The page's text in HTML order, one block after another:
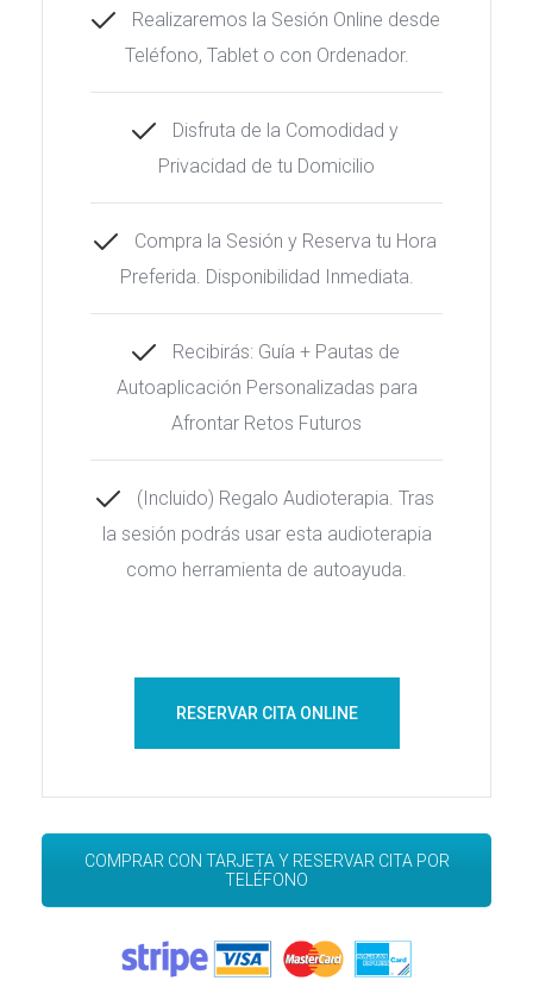
Realizaremos la Sesión Online desde
Teléfono, Tablet o con Ordenador.
Disfruta de la Comodidad y
Privacidad de tu Domicilio
Compra la Sesión y Reserva tu Hora
Preferida. Disponibilidad Inmediata.
Recibirás: Guía + Pautas de
Autoaplicación Personalizadas para
Afrontar Retos Futuro
(Incluido) Regalo Audioterapia. Tras
la sesión podrás usar esta audioterapia
como herramienta de autoayuda.
RESERVAR CITA ONLINE
COMPRAR CON TARJETA Y RESERVAR CITA POR
TELÉFONO